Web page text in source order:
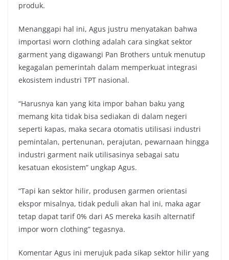
produk.
Menanggapi hal ini, Agus justru menyatakan bahwa
importasi worn clothing adalah cara singkat sektor
garment yang digawangi Pan Brothers untuk menutup
kegagalan pemerintah dalam memperkuat integrasi
ekosistem industri TPT nasional.
“Harusnya kan yang kita impor bahan baku yang
memang kita tidak bisa sediakan di dalam negeri
seperti kapas, maka secara otomatis utilisasi industri
pemintalan, pertenunan, perajutan, pewarnaan hingga
industri garment naik utilisasinya sebagai satu
kesatuan ekosistem” ungkap Agus.
“Tapi kan sektor hilir, produsen garmen orientasi
ekspor misalnya, tidak peduli akan hal ini, maka agar
tetap dapat tarif 0% dari AS mereka kasih alternatif
impor worn clothing” tegasnya.
Komentar Agus ini merujuk pada sikap sektor hilir yang